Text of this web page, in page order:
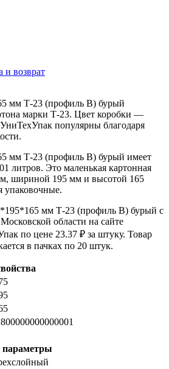
и возврат
мм Т-23 (профиль B) бурый
марки Т-23. Цвет коробки —
популярны благодаря
мм Т-23 (профиль B) бурый имеет
литров. Это маленькая картонная
шириной 195 мм и высотой 165
упаковочные.
мм Т-23 (профиль B) бурый с
области на сайте
по цене 23.37 ₽ за штуку. Товар
в пачках по 20 штук.
параметры